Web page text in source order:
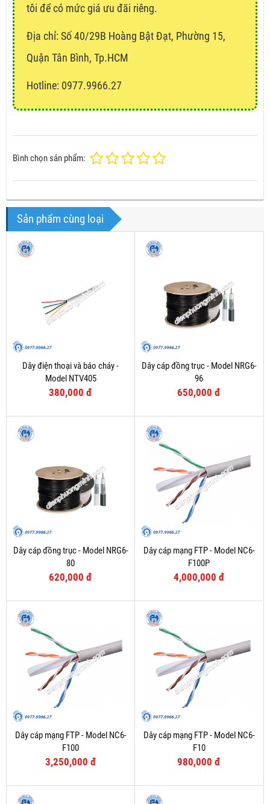
tôi để có mức giá ưu đãi riêng.
Địa chỉ: Số 40/29B Hoàng Bật Đạt, Phường 15,
Quận Tân Bình, Tp.HCM
Hotline: 0977.9966.27
Bình chọn sản phẩm:
Sản phẩm cùng loại
Dây điện thoại và báo cháy -
Model NTV405
380,000 đ
Dây cáp đồng trục - Model NRG6-
96
650,000 đ
Dây cáp đồng trục - Model NRG6-
80
620,000 đ
Dây cáp mạng FTP - Model NC6-
F100P
4,000,000 đ
Dây cáp mạng FTP - Model NC6-
F100
3,250,000 đ
Dây cáp mạng FTP - Model NC6-
F10
980,000 đ